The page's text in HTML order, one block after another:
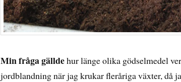
Min fråga gälldehur länge olika gödselmedel
jordblandning när jag krukar fleråriga växter, då